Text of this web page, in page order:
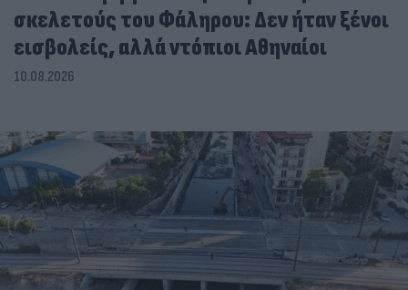
σκελετούς του Φάληρου: Δεν ήταν ξένοι
εισβολείς, αλλά ντόπιοι Αθηναίοι
10.08.2026